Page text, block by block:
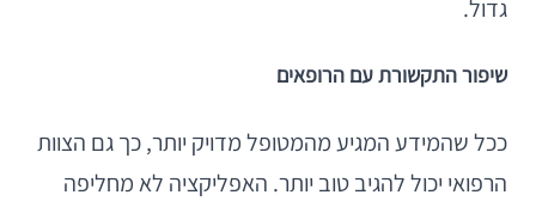
גדול.
שיפור התקשורת עם הרופאים
ככל שהמידע המגיע מהמטופל מדויק יותר, כך גם הצוות
הרפואי יכול להגיב טוב יותר. האפליקציה לא מחליפה